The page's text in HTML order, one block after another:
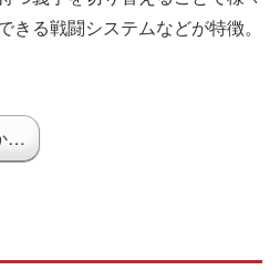
きる戦闘システムなどが特徴。
…